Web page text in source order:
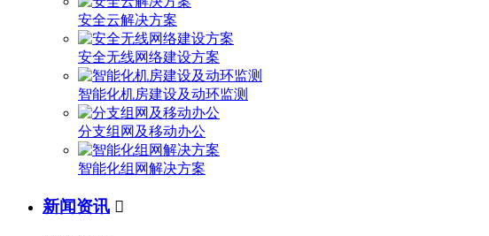
安全云解决方案
安全无线网络建设方案
智能化机房建设及动环监测
分支组网及移动办公
智能化组网解决方案
新闻资讯 